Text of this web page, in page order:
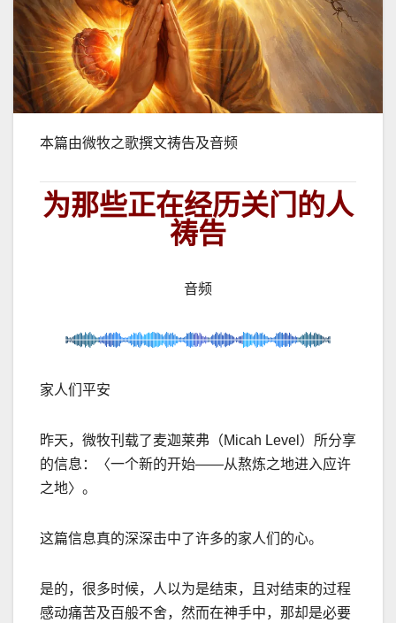
本篇由微牧之歌撰文祷告及音频
为那些正在经历关门的人
祷告
音频
家人们平安
昨天，微牧刊载了麦迦莱弗（Micah Level ）所分享
的信息：〈一个新的开始——从熬炼之地进入应许
之地〉。
这篇信息真的深深击中了许多的家人们的心。
是的，很多时候，人以为是结束，且对结束的过程
感动痛苦及百般不舍，然而在神手中，那却是必要